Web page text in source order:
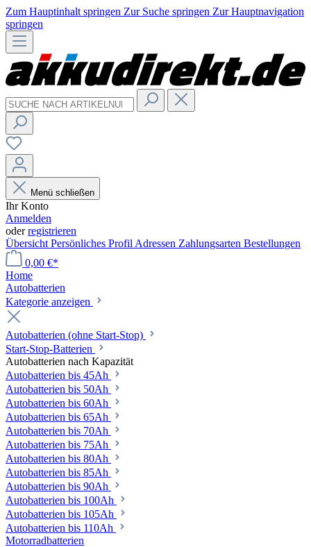
Zum Hauptinhalt springen Zur Suche springen Zur Hauptnavigation
springen
Menü schließen
Ihr Konto
Anmelden
oderregistrieren
Übersicht Persönliches Profil Adressen Zahlungsarten Bestellungen
0,00 €*
Home
Autobatterien
Kategorie anzeigen
Autobatterien (ohne Start-Stop)
Start-Stop-Batterien
Autobatterien nach Kapazität
Autobatterien bis 45Ah
Autobatterien bis 50Ah
Autobatterien bis 60Ah
Autobatterien bis 65Ah
Autobatterien bis 70Ah
Autobatterien bis 75Ah
Autobatterien bis 80Ah
Autobatterien bis 85Ah
Autobatterien bis 90Ah
Autobatterien bis 100Ah
Autobatterien bis 105Ah
Autobatterien bis 110Ah
Motorradbatterien